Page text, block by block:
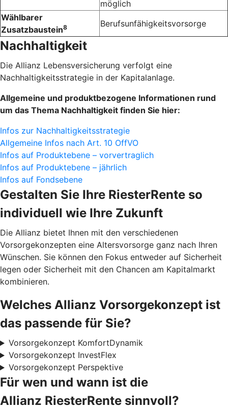
möglich
Wählbarer
Zusatzbaustein8 Berufsunfähigkeitsvorsorge
Nachhaltigkeit
Die Allianz Lebensversicherung verfolgt eine
Nachhaltigkeitsstrategie in der Kapitalanlage.
Allgemeine und produktbezogene Informationen rund
um das Thema Nachhaltigkeit finden Sie hier:
Infos zur Nachhaltigkeitsstrategie
Allgemeine Infos nach Art. 10 OffVO
Infos auf Produktebene – vorvertraglich
Infos auf Produktebene – jährlich
Infos auf Fondsebene
Gestalten Sie Ihre RiesterRente so
individuell wie Ihre Zukunft
Die Allianz bietet Ihnen mit den verschiedenen
Vorsorgekonzepten eine Altersvorsorge ganz nach Ihren
Wünschen. Sie können den Fokus entweder auf Sicherheit
legen oder Sicherheit mit den Chancen am Kapitalmarkt
kombinieren.
Welches Allianz Vorsorgekonzept ist
das passende für Sie?
Vorsorgekonzept KomfortDynamik
Vorsorgekonzept InvestFlex
Vorsorgekonzept Perspektive
Für wen und wann ist die
Allianz RiesterRente sinnvoll?